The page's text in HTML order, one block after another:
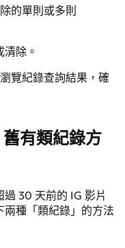
的單則或多則
除。
覽紀錄查詢結果，確
有類紀錄方
30 天前的 IG 影片
種「類紀錄」的方法